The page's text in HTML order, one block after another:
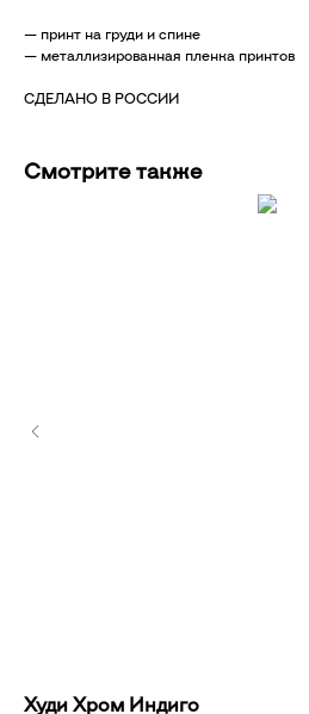
— принт на груди и спине
— металлизированная пленка принтов
СДЕЛАНО В РОССИИ
Смотрите также
Худи Хром Индиго